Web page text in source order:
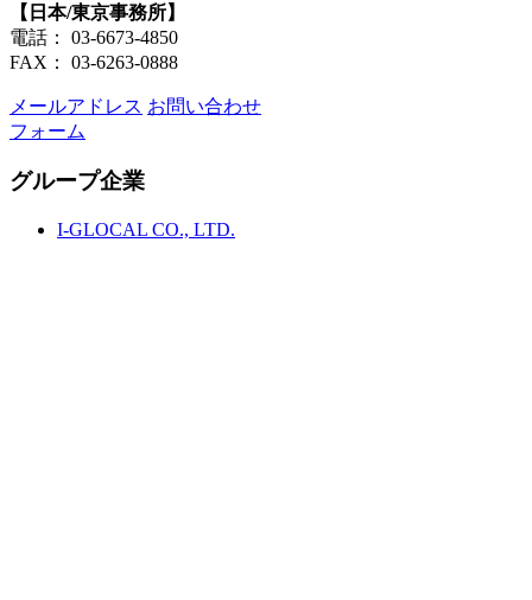
【日本/東京事務所】
電話： 03-6673-4850
FAX： 03-6263-0888
メールアドレス お問い合わせ
フォーム
グループ企業
I-GLOCAL CO., LTD.